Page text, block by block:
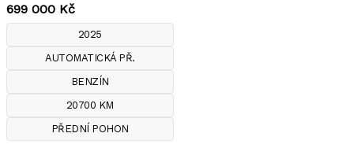
699 000 Kč
2025
AUTOMATICKÁ PŘ.
BENZÍN
20700 KM
PŘEDNÍ POHON